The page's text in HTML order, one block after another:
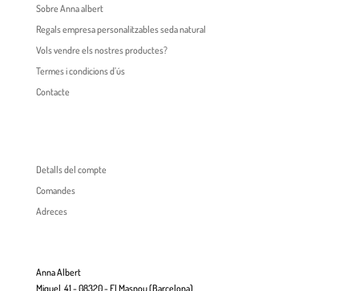
Sobre Anna albert
Regals empresa personalitzables seda natural
Vols vendre els nostres productes?
Termes i condicions d’ús
Contacte
Detalls del compte
Comandes
Adreces
Anna Albert
Miquel, 41 - 08320 - El Masnou (Barcelona)